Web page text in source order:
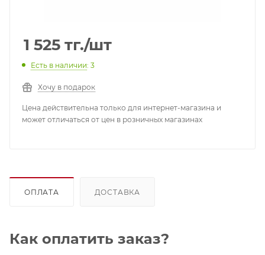
1 525 тг./шт
Есть в наличии: 3
Хочу в подарок
Цена действительна только для интернет-магазина и
может отличаться от цен в розничных магазинах
ОПЛАТА ДОСТАВКА
Как оплатить заказ?